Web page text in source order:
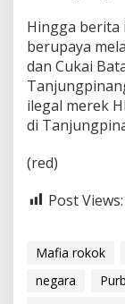
Hingga berita
berupaya
dan Cukai
ilegal merek
di
(red)
Post Views:
Mafia rokok
negara